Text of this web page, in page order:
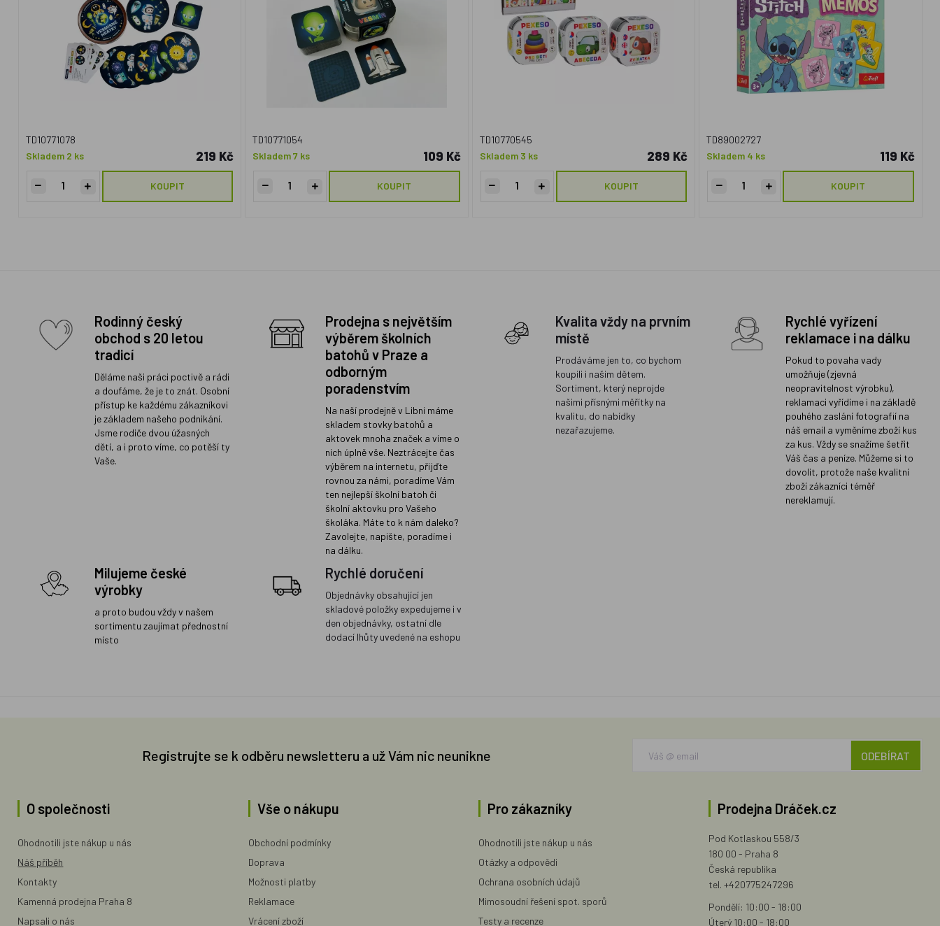
TD10771078
Skladem 2 ks
219 Kč
KOUPIT
TD10771054
Skladem 7 ks
109 Kč
KOUPIT
TD10770545
Skladem 3 ks
289 Kč
KOUPIT
TD89002727
Skladem 4 ks
119 Kč
KOUPIT
Rodinný český
obchod s 20 letou
tradicí
Děláme naši práci poctivě a rádi
a doufáme, že je to znát. Osobní
přístup ke každému zákazníkovi
je základem našeho podnikání.
Jsme rodiče dvou úžasných
dětí, a i proto víme, co potěší ty
Vaše.
Prodejna s největším
výběrem školních
batohů v Praze a
odborným
poradenstvím
Na naší prodejně v Libni máme
skladem stovky batohů a
aktovek mnoha značek a víme o
nich úplně vše. Neztrácejte čas
výběrem na internetu, přijďte
rovnou za námi, poradíme Vám
ten nejlepší školní batoh či
školní aktovku pro Vašeho
školáka. Máte to k nám daleko?
Zavolejte, napište, poradíme i
na dálku.
Kvalita vždy na prvním
místě
Prodáváme jen to, co bychom
koupili i našim dětem.
Sortiment, který neprojde
našimi přísnými měřítky na
kvalitu, do nabídky
nezařazujeme.
Rychlé vyřízení
reklamace i na dálku
Pokud to povaha vady
umožňuje (zjevná
neopravitelnost výrobku),
reklamaci vyřídíme i na základě
pouhého zaslání fotografií na
náš email a vyměníme zboží kus
za kus. Vždy se snažíme šetřit
Váš čas a peníze. Můžeme si to
dovolit, protože naše kvalitní
zboží zákazníci téměř
nereklamují.
Milujeme české
výrobky
a proto budou vždy v našem
sortimentu zaujímat přednostní
místo
Rychlé doručení
Objednávky obsahující jen
skladové položky expedujeme i v
den objednávky, ostatní dle
dodací lhůty uvedené na eshopu
Registrujte se k odběru newsletteru a už Vám nic neunikne ODEBÍRAT
O společnosti
Ohodnotili jste nákup u nás
Náš příběh
Kontakty
Kamenná prodejna Praha 8
Napsali o nás
Vše o nákupu
Obchodní podmínky
Doprava
Možnosti platby
Reklamace
Vrácení zboží
Pro zákazníky
Ohodnotili jste nákup u nás
Otázky a odpovědi
Ochrana osobních údajů
Mimosoudní řešení spot. sporů
Testy a recenze
Prodejna Dráček.cz
Pod Kotlaskou 558/3
180 00 - Praha 8
Česká republika
tel. +420775247296
Pondělí: 10:00 - 18:00
Úterý 10:00 - 18:00